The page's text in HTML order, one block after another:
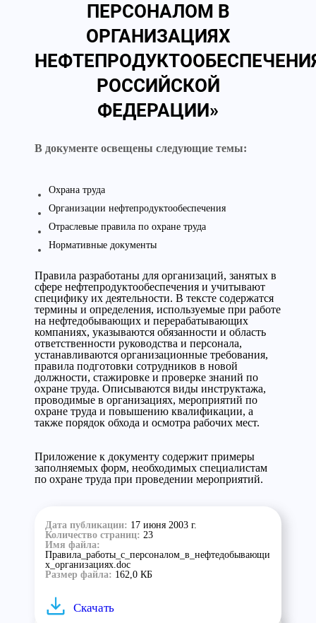
ПЕРСОНАЛОМ В
ОРГАНИЗАЦИЯХ
РОССИЙСКОЙ
ФЕДЕРАЦИИ»
В документе освещены следующие темы:
Охрана труда
Организации нефтепродуктообеспечения
Отраслевые правила по охране труда
Нормативные документы
Правила разработаны для организаций, занятых в
сфере нефтепродуктообеспечения и учитывают
специфику их деятельности. В тексте содержатся
термины и определения, используемые при работе
на нефтедобывающих и перерабатывающих
компаниях, указываются обязанности и область
ответственности руководства и персонала,
устанавливаются организационные требования,
правила подготовки сотрудников в новой
должности, стажировке и проверке знаний по
охране труда. Описываются виды инструктажа,
проводимые в организациях, мероприятий по
охране труда и повышению квалификации, а
также порядок обхода и осмотра рабочих мест.
Приложение к документу содержит примеры
заполняемых форм, необходимых специалистам
по охране труда при проведении мероприятий.
Дата публикации: 17 июня 2003 г.
Количество страниц: 23
Имя файла:
Правила_работы_с_персоналом_в_нефтедобывающи
х_организациях.doc
Размер файла: 162,0 КБ
Скачать